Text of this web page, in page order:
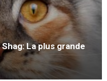
La plus grande